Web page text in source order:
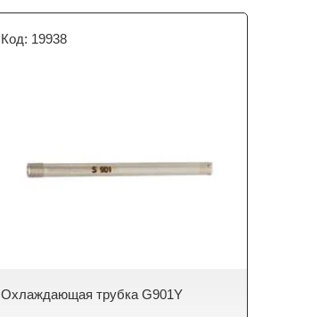
19938
Охлаждающая трубка G901Y